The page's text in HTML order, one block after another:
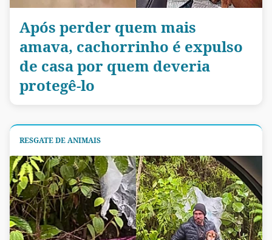
Após perder quem mais
amava, cachorrinho é expulso
de casa por quem deveria
protegê-lo
RESGATE DE ANIMAIS